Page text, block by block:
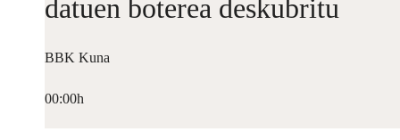
datuen boterea deskubritu
BBK Kuna
00:00h